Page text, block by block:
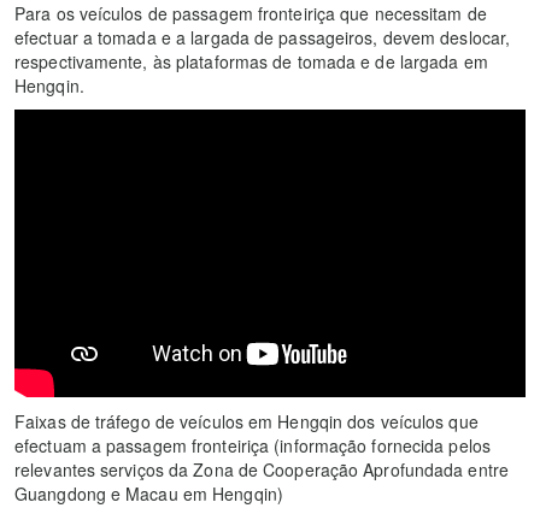
Para os veículos de passagem fronteiriça que necessitam de
efectuar a tomada e a largada de passageiros, devem deslocar,
respectivamente, às plataformas de tomada e de largada em
Hengqin.
Faixas de tráfego de veículos em Hengqin dos veículos que
efectuam a passagem fronteiriça (informação fornecida pelos
relevantes serviços da Zona de Cooperação Aprofundada entre
Guangdong e Macau em Hengqin)